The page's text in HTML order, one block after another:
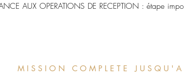
AUX OPERATIONS DE RECEPTION : étape
M I S S I O N C O M P L E T E J U S Q U '